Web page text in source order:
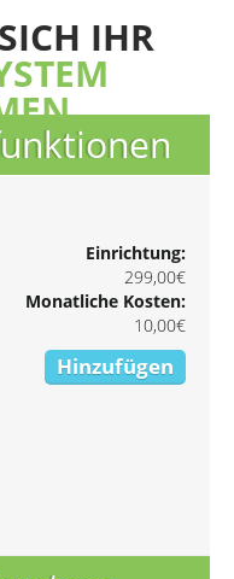
IHR
Einrichtung:
299,00€
Monatliche Kosten:
10,00€
Hinzufügen